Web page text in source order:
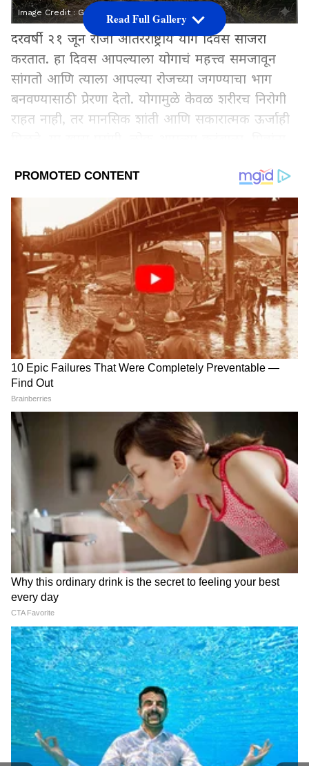
Image Credit :Gemini AI
दरवर्षी २१ जून रोजी आंतरराष्ट्रीय योग दिवस साजरा
करतात. हा दिवस आपल्याला योगाचं महत्त्व समजावून
सांगतो आणि त्याला आपल्या रोजच्या जगण्याचा भाग
बनवण्यासाठी प्रेरणा देतो. योगामुळे केवळ शरीरच निरोगी
राहत नाही, तर मानसिक शांती आणि सकारात्मक ऊर्जाही
जीवनाकडे वाटचाल करण्यासाठी प्रोत्साहित करतात. जर
तुम्हालाही तुमच्या जवळच्या लोकांना काही खास संदेश
पाठवायचे असतील, तर हे शुभेच्छा संदेश तुमच्या नक्की
कामी येतील.
Add Asianetnews Marathi as a Preferred
Source
2
Gemini AI
निरोगी शरीर आणि शांत मनासाठी योगाला आपली सवय
बनवा.
योगामुळे जीवनात संतुलन, यश आणि सकारात्मकता
येते.
योग करा, निरोगी आयुष्य मिळवा. आंतरराष्ट्रीय योग
दिनाच्या हार्दिक शुभेच्छा.
शरीर निरोगी, मन शांत आणि जीवनात आनंदाचा वास
असो. योग दिनाच्या शुभेच्छा.
योग आपल्याला आत्मविश्वास, ऊर्जा आणि सकारात्मकता
देतो, तुम्हा सर्वांना योग दिनाच्या शुभेच्छा.
योग करा, निरोगी आयुष्य मिळवा. योग दिनाच्या खूप
खूप शुभेच्छा.
योगामुळे शरीर आणि मन दोन्ही निरोगी राहोत, हीच
Read Full Gallery